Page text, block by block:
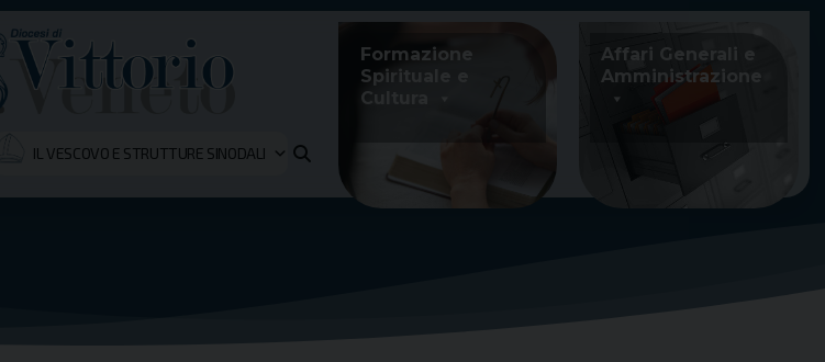
IL VESCOVO E STRUTTURE SINODALI
Formazione
Spirituale e
Cultura
Affari Generali e
Amministrazione